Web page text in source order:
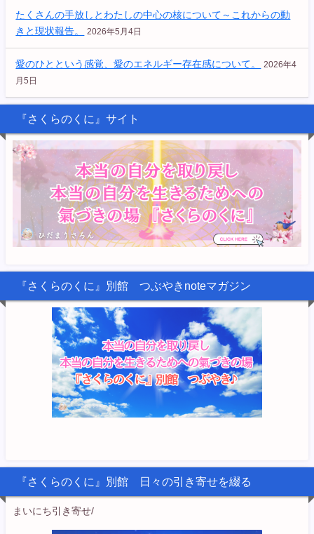
たくさんの手放しとわたしの中心の核について～これからの動
きと現状報告。
2026年5月4日
愛のひとという感覚、愛のエネルギー存在感について。
2026年4
月5日
『さくらのくに』サイト
『さくらのくに』別館 つぶやきnoteマガジン
『さくらのくに』別館 日々の引き寄せを綴る
まいにち引き寄せ/